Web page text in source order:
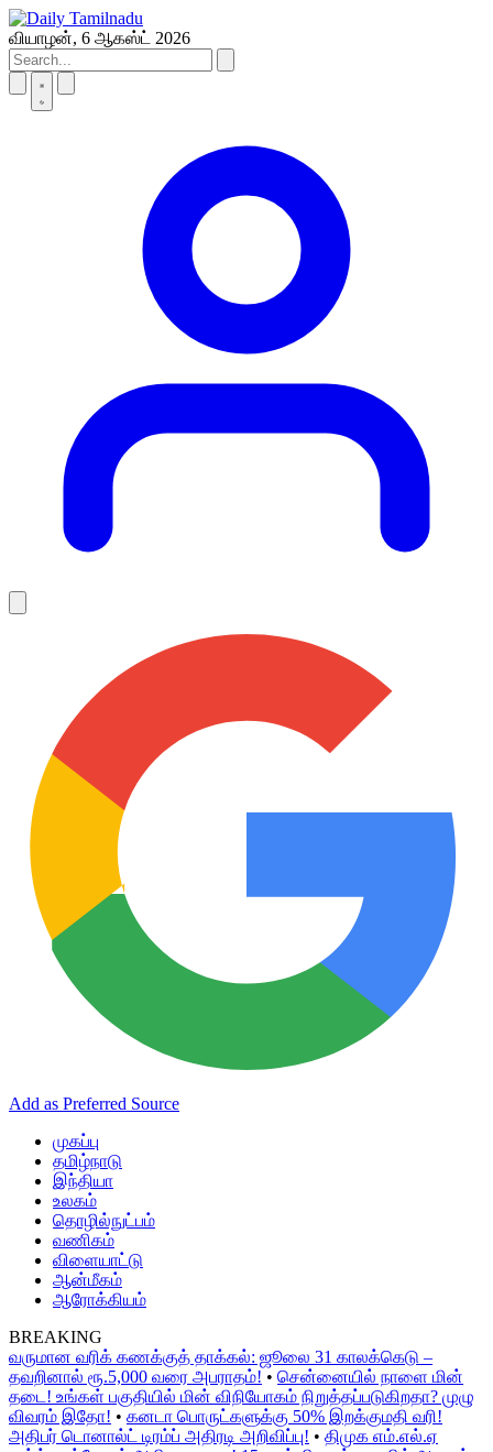
Skip
to
content
வியாழன், 6 ஆகஸ்ட் 2026
Add as Preferred Source
முகப்பு
தமிழ்நாடு
இந்தியா
உலகம்
தொழில்நுட்பம்
வணிகம்
விளையாட்டு
ஆன்மீகம்
ஆரோக்கியம்
BREAKING
வருமான வரிக் கணக்குத் தாக்கல்: ஜூலை 31 காலக்கெடு –
தவறினால் ரூ.5,000 வரை அபராதம்! • சென்னையில் நாளை மின்
தடை! உங்கள் பகுதியில் மின் விநியோகம் நிறுத்தப்படுகிறதா? முழு
விவரம் இதோ! • கனடா பொருட்களுக்கு 50% இறக்குமதி வரி!
அதிபர் டொனால்ட் டிரம்ப் அதிரடி அறிவிப்பு! • திமுக எம்.எல்.ஏ